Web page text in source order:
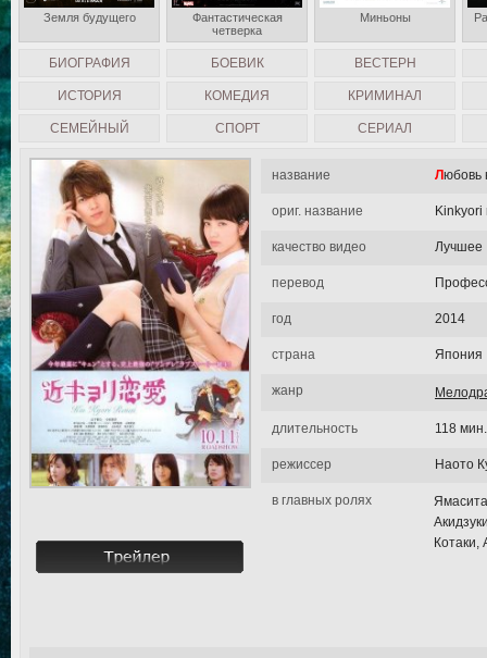
название
ориг. название Kinkyori
качество видео Лучшее
перевод
год 2014
страна Япония
жанр
длительность 118 мин.
режиссер Наото
в главных ролях
Котаки,
БИОГРАФИЯ БОЕВИК ВЕСТЕРН
ИСТОРИЯ КОМЕДИЯ КРИМИНАЛ
СЕМЕЙНЫЙ СПОРТ СЕРИАЛ
Земля будущего
Фантастическая
четверка
Миньоны